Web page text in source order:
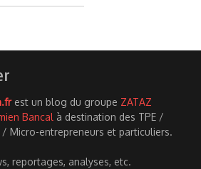
est un blog du groupe ZATAZ
Bancal à destination des TPE /
Micro-entrepreneurs et particuliers.
reportages, analyses, etc.